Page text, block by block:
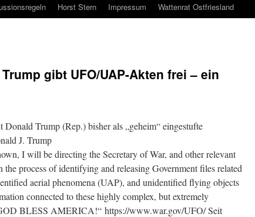
Horst Stern Impressum Wattenrat Ostfriesland
gibt UFO/UAP-Akten frei – ein
Trump (Rep.) bisher als „geheim“ eingestufte
J. Trump
I will be directing the Secretary of War, and other relevant
process of identifying and releasing Government files related
aerial phenomena (UAP), and unidentified flying objects
connected to these highly complex, but extremely
BLESS AMERICA!“ https://www.war.gov/UFO/ Seit